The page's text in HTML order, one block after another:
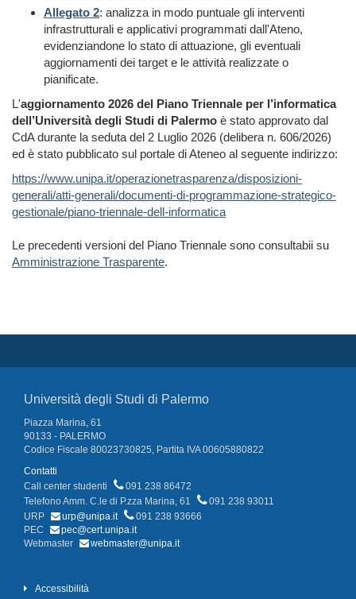
Allegato 2: analizza in modo puntuale gli interventi
infrastrutturali e applicativi programmati dall'Ateno,
evidenziandone lo stato di attuazione, gli eventuali
aggiornamenti dei target e le attività realizzate o
pianificate.
L'aggiornamento 2026 del Piano Triennale per l’informatica
dell’Università degli Studi di Palermo è stato approvato dal
CdA durante la seduta del 2 Luglio 2026 (delibera n. 606/2026)
ed è stato pubblicato sul portale di Ateneo al seguente indirizzo:
https://www.unipa.it/operazionetrasparenza/disposizioni-
generali/atti-generali/documenti-di-programmazione-strategico-
gestionale/piano-triennale-dell-informatica
Le precedenti versioni del Piano Triennale sono consultabii su
Amministrazione Trasparente.
Università degli Studi di Palermo
Piazza Marina, 61
90133 - PALERMO
Codice Fiscale 80023730825, Partita IVA 00605880822
Contatti
Call center studenti
091 238 86472
Telefono Amm. C.le di P.zza Marina, 61
091 238 93011
URP
urp@unipa.it
091 238 93666
PEC
pec@cert.unipa.it
Webmaster
webmaster@unipa.it
Accessibilità